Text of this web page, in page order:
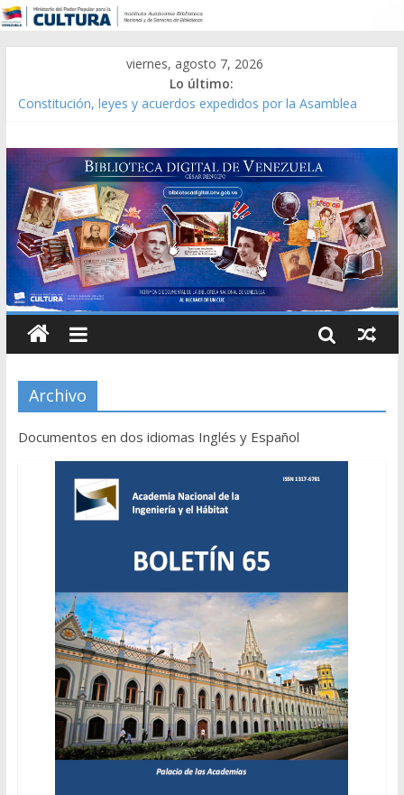
viernes, agosto 7, 2026
Lo último:
Constitución, leyes y acuerdos expedidos por la Asamblea
Modesta Bor Sánchez [material gráfico]
Gaceta Oficial de la República de Venezuela año CXXXIII Mes V,
Caracas 09 de marzo de 2006 N° 38.394
Catálogo temático de obras de Modesta Bor
Archivo
Documentos en dos idiomas Inglés y Español